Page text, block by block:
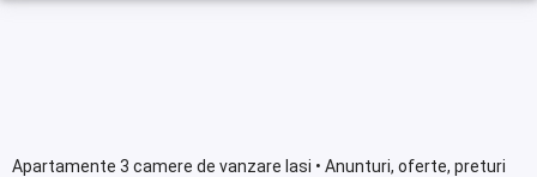
Apartamente 3 camere de vanzare Iasi • Anunturi, oferte, preturi